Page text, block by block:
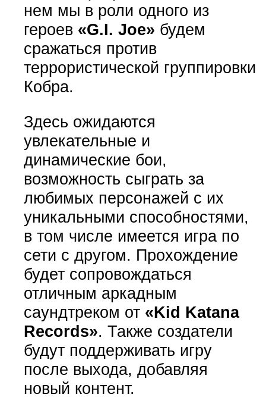
нем мы в роли одного из
героев «G.I. Joe» будем
сражаться против
террористической группировки
Кобра.
Здесь ожидаются
увлекательные и
динамические бои,
возможность сыграть за
любимых персонажей с их
уникальными способностями,
в том числе имеется игра по
сети с другом. Прохождение
будет сопровождаться
отличным аркадным
саундтреком от «Kid Katana
Records». Также создатели
будут поддерживать игру
после выхода, добавляя
новый контент.